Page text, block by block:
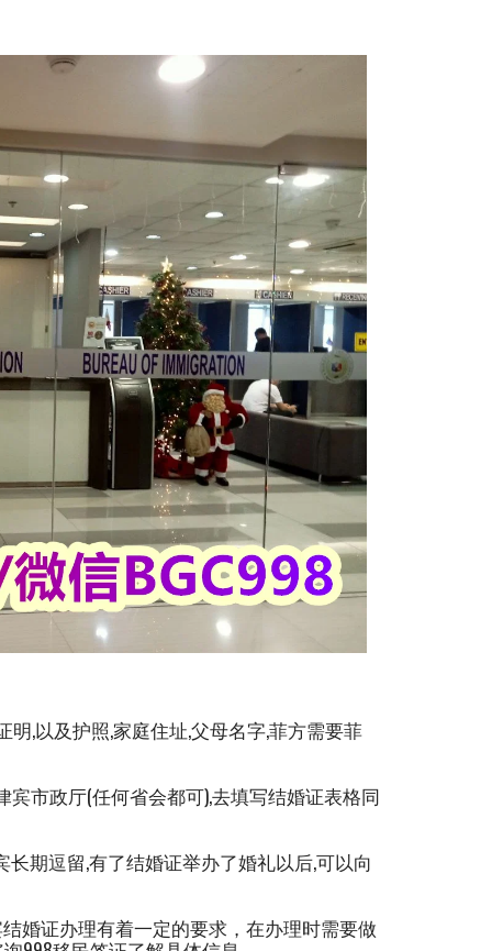
,以及护照,家庭住址,父母名字,菲方需要菲
市政厅(任何省会都可),去填写结婚证表格同
期逗留,有了结婚证举办了婚礼以后,可以向
婚证办理有着一定的要求，在办理时需要做